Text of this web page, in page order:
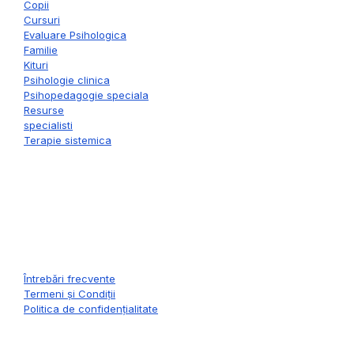
Copii
Cursuri
Evaluare Psihologica
Familie
Kituri
Psihologie clinica
Psihopedagogie speciala
Resurse
specialisti
Terapie sistemica
Întrebări frecvente
Termeni și Condiții
Politica de confidențialitate